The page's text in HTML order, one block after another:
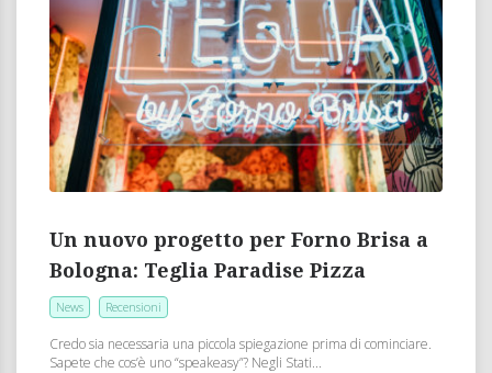
Un nuovo progetto per Forno Brisa a
Bologna: Teglia Paradise Pizza
News Recensioni
Credo sia necessaria una piccola spiegazione prima di cominciare.
Sapete che cos’è uno “speakeasy”? Negli Stati...